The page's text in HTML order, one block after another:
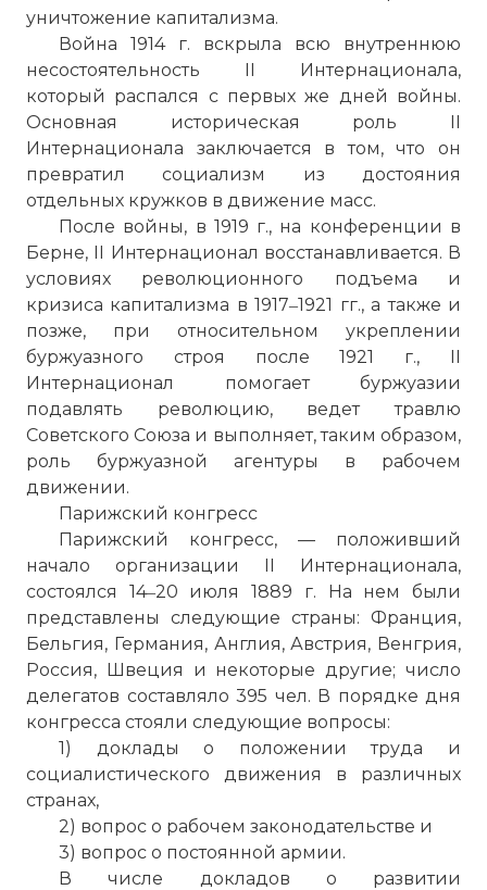
уничтожение капитализма.
Война 1914 г. вскрыла всю внутреннюю
несостоятельность II Интернационала,
который распался с первых же дней войны.
Основная историческая роль II
Интернационала заключается в том, что он
превратил социализм из достояния
отдельных кружков в движение масс.
После войны, в 1919 г., на конференции в
Берне, II Интернационал восстанавливается. В
условиях революционного подъема и
кризиса капитализма в 1917‒1921 гг., а также и
позже, при относительном укреплении
буржуазного строя после 1921 г., II
Интернационал помогает буржуазии
подавлять революцию, ведет травлю
Советского Союза и выполняет, таким образом,
роль буржуазной агентуры в рабочем
движении.
Парижский конгресс
Парижский конгресс, — положивший
начало организации II Интернационала,
состоялся 14‒20 июля 1889 г. На нем были
представлены следующие страны: Франция,
Бельгия, Германия, Англия, Австрия, Венгрия,
Россия, Швеция и некоторые другие; число
делегатов составляло 395 чел. В порядке дня
конгресса стояли следующие вопросы:
1) доклады о положении труда и
социалистического движения в различных
странах,
2) вопрос о рабочем законодательстве и
3) вопрос о постоянной армии.
В числе докладов о развитии
За большевиков или коммунистов?
Имя:
Комментарий:
Проверочный код:
Второй интернационал